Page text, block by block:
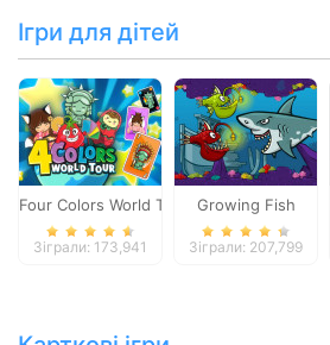
Ігри для дітей
Four Colors World Tour
Зіграли: 173,941
Growing Fish
Зіграли: 207,799